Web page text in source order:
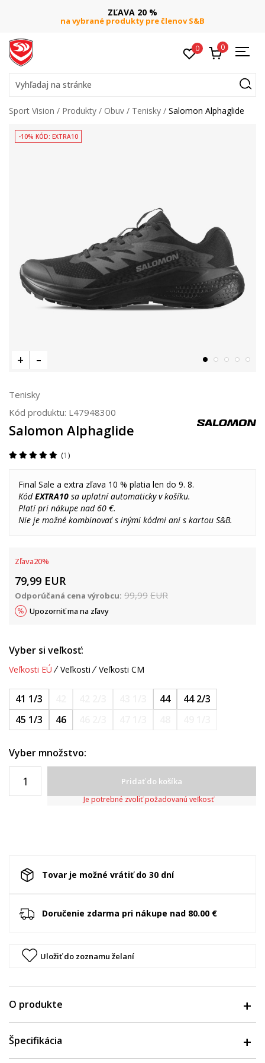
ZĽAVA 20 %
na vybrané produkty pre členov S&B
0 0
Vyhľadaj na stránke
Sport Vision Produkty Obuv Tenisky Salomon Alphaglide
-10% KÓD: EXTRA10
Tenisky
Kód produktu: L47948300
Salomon Alphaglide
1
Final Sale a extra zľava 10 % platia len do 9. 8.
KódEXTRA10 sa uplatní automaticky v košíku.
Platí pri nákupe nad 60 €.
Nie je možné kombinovať s inými kódmi ani s kartou S&B.
Zľava20%
79,99 EUR
Odporúčaná cena výrobcu: 99,99 EUR
Upozorniť ma na zľavy
Vyber si veľkosť:
Veľkosti EÚ Veľkosti Veľkosti CM
41 1/3 44
44 2/3
45 1/3
46
Vyber množstvo:
Pridať do košíka
Je potrebné zvoliť požadovanú veľkosť
Tovar je možné vrátiť do 30 dní
Doručenie zdarma pri nákupe nad 80.00 €
Uložiť do zoznamu želaní
O produkte
Špecifikácia